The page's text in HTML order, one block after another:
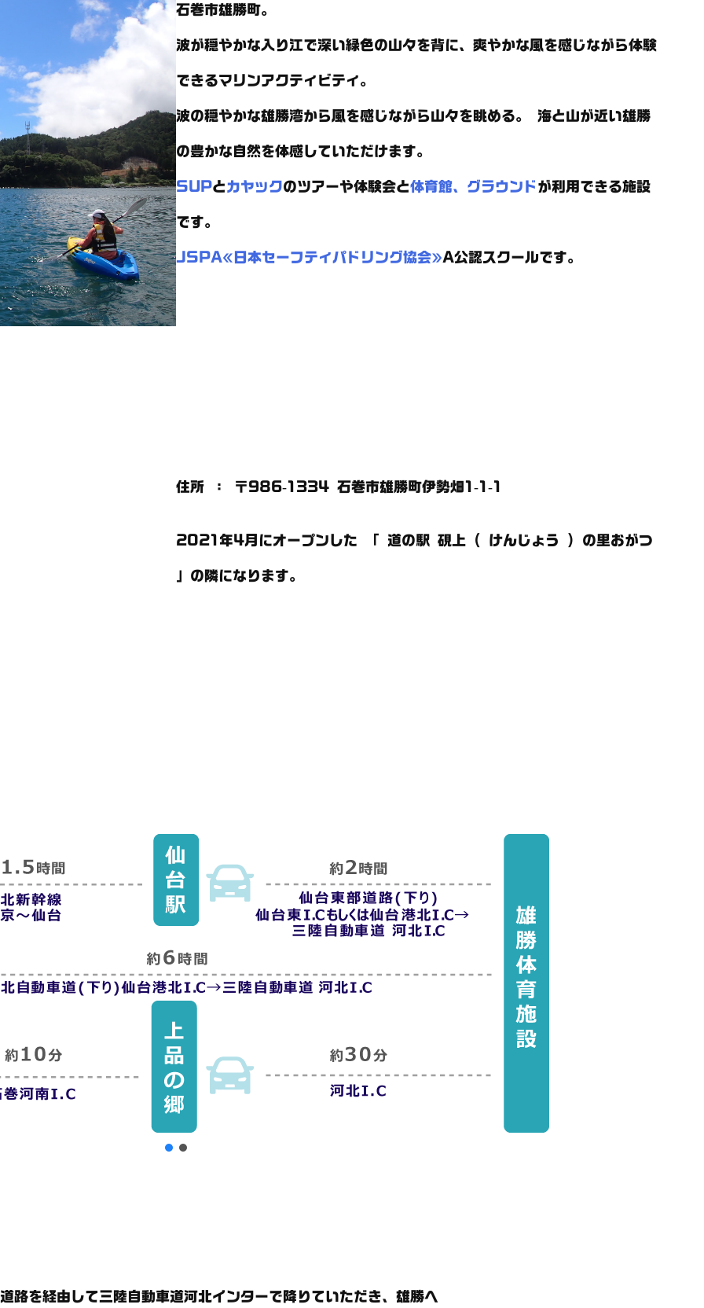
石巻市雄勝町。
波が穏やかな入り江で深い緑色の山々を背に、爽やかな風を感じながら体験
できるマリンアクティビティ。
波の穏やかな雄勝湾から風を感じながら山々を眺める。 海と山が近い雄勝
の豊かな自然を体感していただけます。
SUPとカヤックのツアーや体験会と体育館、グラウンド が利用できる施設
です。
JSPA«日本セーフティパドリング協会»A公認スクールです。
住所 ： 〒986-1334 石巻市雄勝町伊勢畑1-1-1
2021年4月にオープンした 「 道の駅 硯上 ( けんじょう ) の里おがつ
」の隣になります。
路を経由して三陸自動車道河北インターで降りていただき、雄勝へ